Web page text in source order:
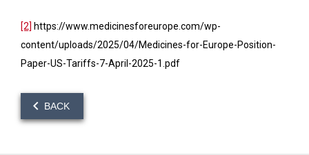
[2] https://www.medicinesforeurope.com/wp-
content/uploads/2025/04/Medicines-for-Europe-Position-
Paper-US-Tariffs-7-April-2025-1.pdf
BACK